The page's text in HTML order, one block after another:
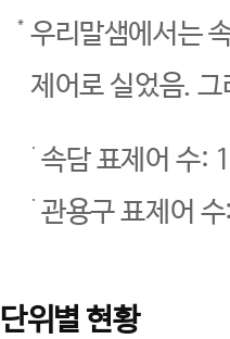
우리말샘에서는
제어로 실었음.
속담 표제어 수:
관용구 표제어
단위별 현황